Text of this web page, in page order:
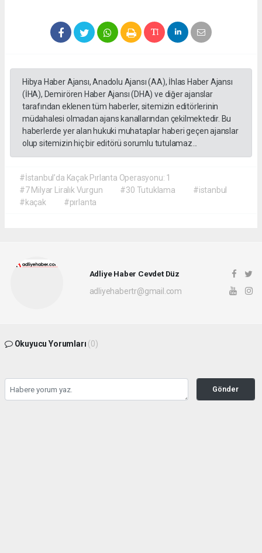
Hibya Haber Ajansı, Anadolu Ajansı (AA), İhlas Haber Ajansı
(İHA), Demirören Haber Ajansı (DHA) ve diğer ajanslar
tarafından eklenen tüm haberler, sitemizin editörlerinin
müdahalesi olmadan ajans kanallarından çekilmektedir. Bu
haberlerde yer alan hukuki muhataplar haberi geçen ajanslar
olup sitemizin hiç bir editörü sorumlu tutulamaz...
#İstanbul’da Kaçak Pırlanta Operasyonu: 1
#7 Milyar Liralık Vurgun
#30 Tutuklama
#istanbul
#kaçak
#pırlanta
Adliye Haber Cevdet Düz
adliyehabertr@gmail.com
Okuyucu Yorumları (0)
Gönder